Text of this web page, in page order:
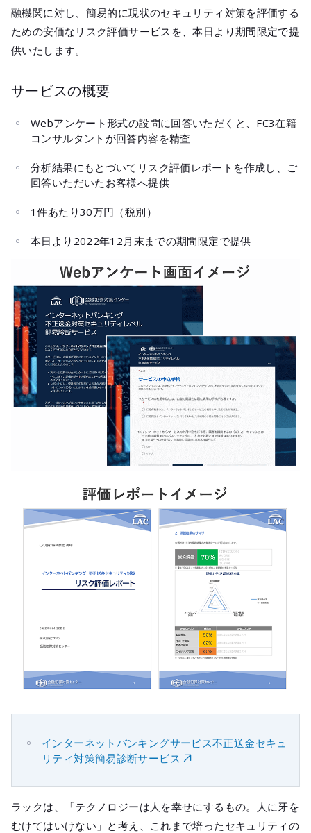
融機関に対し、簡易的に現状のセキュリティ対策を評価する
ための安価なリスク評価サービスを、本日より期間限定で提
供いたします。
サービスの概要
Webアンケート形式の設問に回答いただくと、FC3在籍
コンサルタントが回答内容を精査
分析結果にもとづいてリスク評価レポートを作成し、ご
回答いただいたお客様へ提供
1件あたり30万円（税別）
本日より2022年12月末までの期間限定で提供
インターネットバンキングサービス不正送金セキュ
リティ対策簡易診断サービス
ラックは、「テクノロジーは人を幸せにするもの。人に牙を
むけてはいけない」と考え、これまで培ったセキュリティの